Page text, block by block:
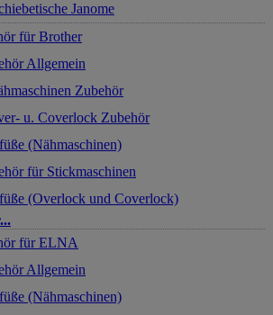
Janome
für Brother
Allgemein
Zubehör
u. Coverlock Zubehör
(Nähmaschinen)
für Stickmaschinen
(Overlock und Coverlock)
für ELNA
Allgemein
(Nähmaschinen)